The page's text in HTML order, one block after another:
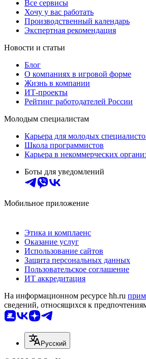
Все сервисы
Хочу у вас работать
Производственный календарь
Экспертная рекомендация
Новости и статьи
Блог
О компаниях в игровой форме
Жизнь в компании
ИТ-проекты
Рейтинг работодателей России
Молодым специалистам
Карьера для молодых
Школа программистов
Карьера в некоммерческих
Боты для уведомлений
Мобильное приложение
Этика и комплаенс
Оказание услуг
Использование сайтов
Защита персональных данных
Пользовательское соглашение
ИТ аккредитация
На информационном ресурсе hh.ru
сведений, относящихся к
Русский